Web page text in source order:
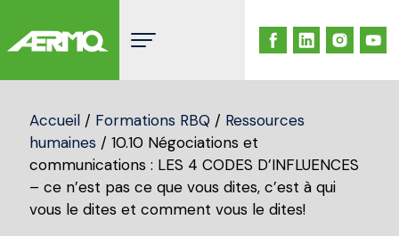
content
Accueil / Formations RBQ / Ressources
humaines / 10.10 Négociations et
communications : LES 4 CODES D’INFLUENCES
– ce n’est pas ce que vous dites, c’est à qui
vous le dites et comment vous le dites!